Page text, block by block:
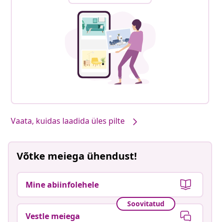
Vaata, kuidas laadida üles pilte
Võtke meiega ühendust!
Mine abiinfolehele
Soovitatud
Vestle meiega